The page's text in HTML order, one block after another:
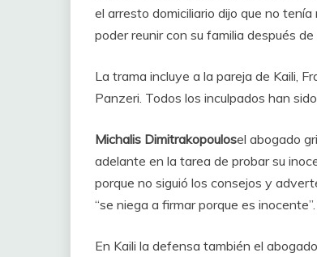
el arresto domiciliario dijo que no
poder reunir con su familia después
La trama incluye a la pareja de Kaili,
Panzeri. Todos los inculpados han
Michalis Dimitrakopoulosel abogado
adelante en la tarea de probar su
porque no siguió los consejos y
“se niega a firmar porque es inocente”.
En Kaili la defensa también el